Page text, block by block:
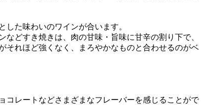
た味わいのワインが合います。
どすき焼きは、肉の甘味・旨味に甘辛の割り下で、
それほど強くなく、まろやかなものと合わせるのがベ
コレートなどさまざまなフレーバーを感じることがで